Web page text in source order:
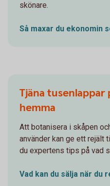
skönare.
Så maxar du ekonomin
Tjäna tusenlappar
hemma
Att botanisera i skåpen
använder kan ge ett rejält
du expertens tips på vad
Vad kan du sälja när du